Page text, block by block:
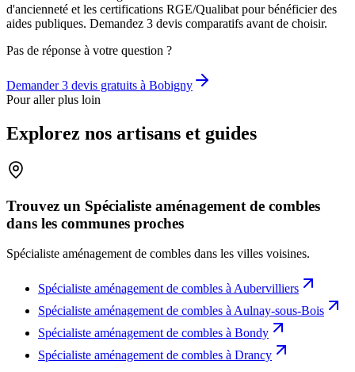
d'ancienneté et les certifications RGE/Qualibat pour bénéficier des
aides publiques. Demandez 3 devis comparatifs avant de choisir.
Pas de réponse à votre question ?
Demander 3 devis gratuits à Bobigny
Pour aller plus loin
Explorez nos artisans et guides
Trouvez un Spécialiste aménagement de combles
dans les communes proches
Spécialiste aménagement de combles dans les villes voisines.
Spécialiste aménagement de combles à Aubervilliers
Spécialiste aménagement de combles à Aulnay-sous-Bois
Spécialiste aménagement de combles à Bondy
Spécialiste aménagement de combles à Drancy